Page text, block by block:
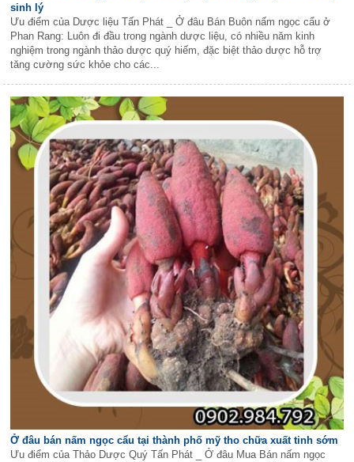
sinh lý
Ưu điểm của Dược liệu Tấn Phát _ Ở đâu Bán Buôn nấm ngọc cẩu ở
Phan Rang: Luôn đi đầu trong ngành dược liệu, có nhiều năm kinh
nghiệm trong ngành thảo dược quý hiếm, đặc biệt thảo dược hỗ trợ
tăng cường sức khỏe cho các...
Ở đâu bán nấm ngọc cẩu tại thành phố mỹ tho chữa xuất tinh sớm
Ưu điểm của Thảo Dược Quý Tấn Phát _ Ở đâu Mua Bán nấm ngọc